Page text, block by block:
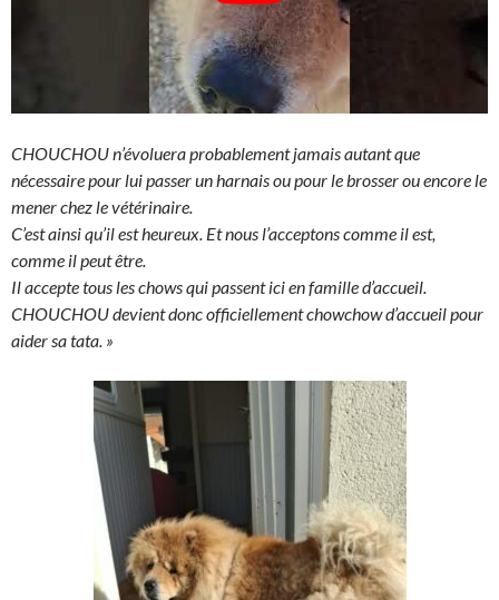
CHOUCHOU n’évoluera probablement jamais autant que
nécessaire pour lui passer un harnais ou pour le brosser ou encore le
mener chez le vétérinaire.
C’est ainsi qu’il est heureux. Et nous l’acceptons comme il est,
comme il peut être.
Il accepte tous les chows qui passent ici en famille d’accueil.
CHOUCHOU devient donc officiellement chowchow d’accueil pour
aider sa tata. »